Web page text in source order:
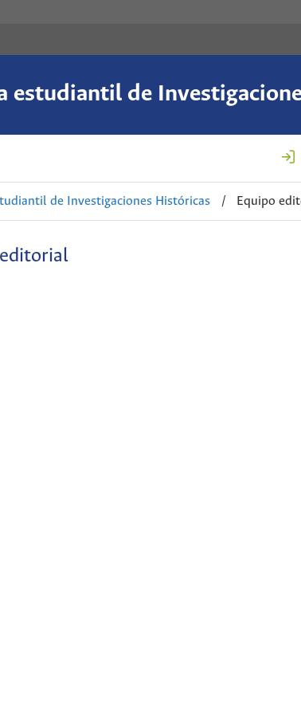
estudiantil de
de Investigaciones Históricas / Equipo